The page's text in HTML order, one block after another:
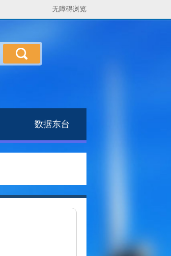
无障碍浏览
数据东台